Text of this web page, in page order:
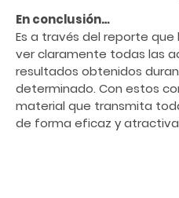
En conclusión…
Es a través del reporte
ver claramente todas las
resultados obtenidos
determinado. Con estos
material que transmita
de forma eficaz y